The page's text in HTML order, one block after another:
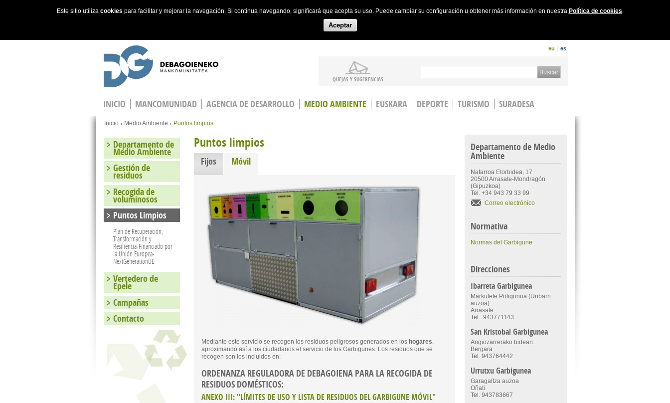
Este sitio utiliza cookies para facilitar y mejorar la navegación. Si continua navegando, significará que acepta su uso. Puede cambiar su configuración u obtener más información en nuestra Política de cookies.
Aceptar
eu es
QUEJAS Y SUGERENCIAS
Search form
INICIO MANCOMUNIDAD AGENCIA DE DESARROLLO MEDIO AMBIENTE EUSKARA DEPORTE TURISMO
SURADESA
You are here
Inicio Medio Ambiente Puntos limpios
Puntos limpios
Fijos Móvil(active tab)
Mediante este servicio se recogen los residuos peligrosos generados en los hogares,
aproximando así a los ciudadanos el servicio de los Garbigunes. Los residuos que se
recogen son los incluidos en:
ORDENANZA REGULADORA DE DEBAGOIENA PARA LA RECOGIDA DE
RESIDUOS DOMÉSTICOS:
ANEXO III: "LÍMITES DE USO Y LISTA DE RESIDUOS DEL GARBIGUNE MÓVIL"
Departamento de Medio
Ambiente
Nafarroa Etorbidea, 17
20500 Arrasate-Mondragón
(Gipuzkoa)
Tel. +34 943 79 33 99
Correo electrónico
Normativa
Normas del Garbigune
Direcciones
Ibarreta Garbigunea
Markulete Poligonoa (Uribarri
auzoa)
Arrasate
Tel.: 943771143
San Kristobal Garbigunea
Angiozarrerako bidean.
Bergara
Tel. 943764442
Urrutxu Garbigunea
Garagaltza auzoa
Oñati
Tel. 943783667
Departamento de
Medio Ambiente
Gestión de
residuos
Recogida de
voluminosos
Puntos Limpios
Plan de Recuperación,
Transformación y
Resiliencia-Financiado por
la Unión Europea-
NextGenerationUE
Vertedero de
Epele
Campañas
Contacto